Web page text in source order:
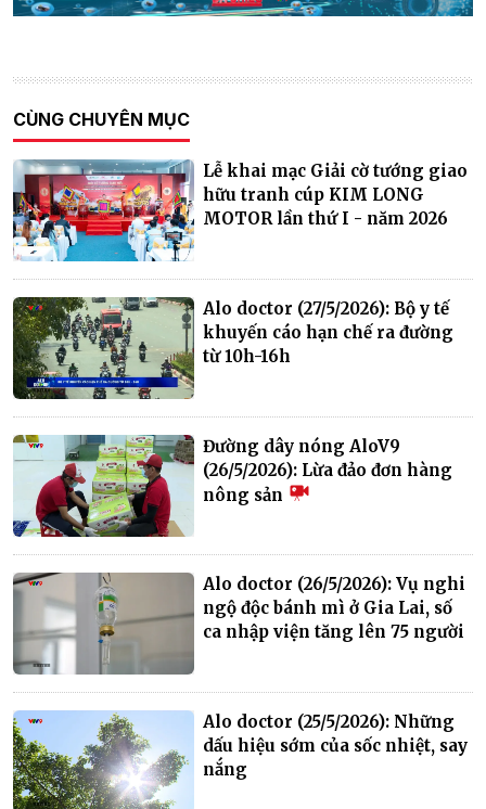
CÙNG CHUYÊN MỤC
Lễ khai mạc Giải cờ tướng giao
hữu tranh cúp KIM LONG
MOTOR lần thứ I - năm 2026
Alo doctor (27/5/2026): Bộ y tế
khuyến cáo hạn chế ra đường
từ 10h-16h
Đường dây nóng AloV9
(26/5/2026): Lừa đảo đơn hàng
nông sản
Alo doctor (26/5/2026): Vụ nghi
ngộ độc bánh mì ở Gia Lai, số
ca nhập viện tăng lên 75 người
Alo doctor (25/5/2026): Những
dấu hiệu sớm của sốc nhiệt, say
nắng